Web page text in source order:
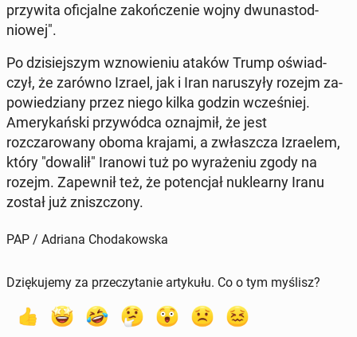
przy­wi­ta ofic­jalne za­kończe­nie wojny dwu­nas­tod­
niowej".
Po dzisiejszym wznowie­niu ataków Trump oświad­
czył, że zarówno Izrael, jak i Iran naruszyły rozejm za­
powiedziany przez niego kilka godzin wcześniej.
Amerykańs­ki przy­wód­ca oz­na­jmił, że jest
rozczarowany oboma krajami, a zwłaszcza Izraelem,
który "dowalił" Iranowi tuż po wyraże­niu zgody na
rozejm. Za­pewnił też, że po­tenc­jał nuk­learny Iranu
został już zniszc­zony.
PAP / Adriana Chodakowska
Dziękujemy za przeczytanie artykułu. Co o tym myślisz?